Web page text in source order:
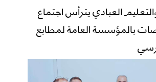
العبادي يترأس اجتماع
بالمؤسسة العامة لمطابع